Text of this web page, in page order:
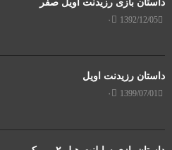
داستان بازی رزیدنت اویل صفر
1392/12/05 ۰
داستان رزیدنت اویل
1399/07/01 ۰